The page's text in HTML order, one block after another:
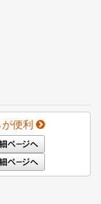
便利